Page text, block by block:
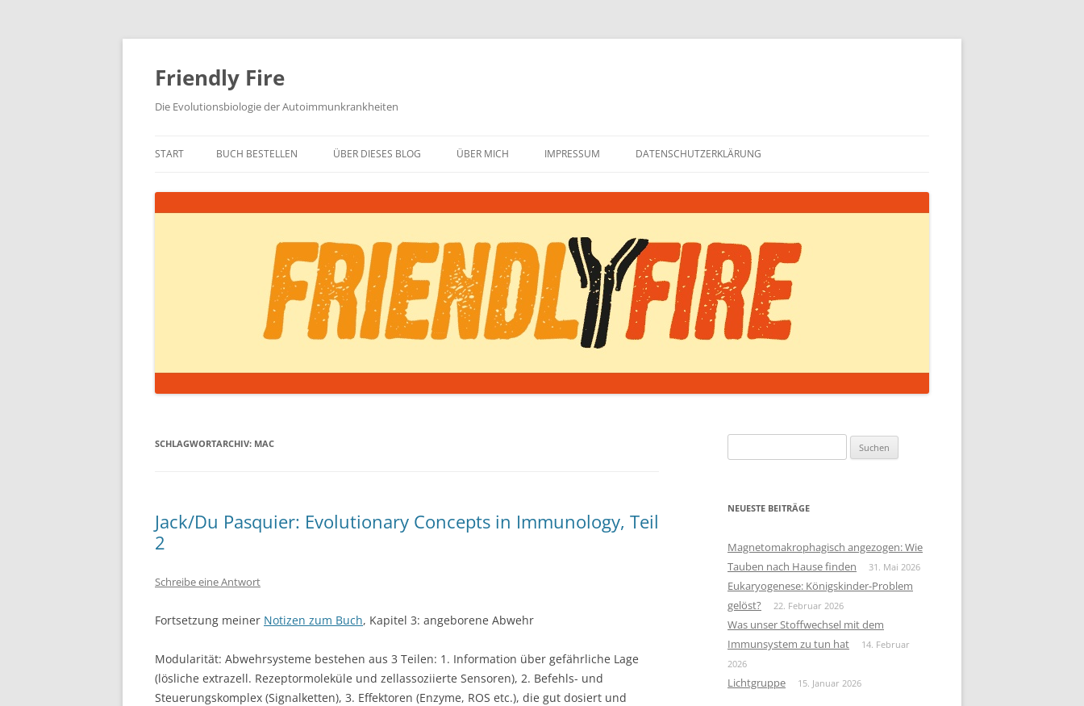
Zum
springen
Friendly Fire
Die Evolutionsbiologie der Autoimmunkrankheiten
START BUCH BESTELLEN ÜBER DIESES BLOG ÜBER MICH IMPRESSUM DATENSCHUTZERKLÄRUNG
SCHLAGWORTARCHIV: MAC
Jack/Du Pasquier: Evolutionary Concepts in Immunology, Teil
2
Schreibe eine Antwort
Fortsetzung meiner Notizen zum Buch, Kapitel 3: angeborene Abwehr
Modularität: Abwehrsysteme bestehen aus 3 Teilen: 1. Information über gefährliche Lage
(lösliche extrazell. Rezeptormoleküle und zellassoziierte Sensoren), 2. Befehls- und
Steuerungskomplex (Signalketten), 3. Effektoren (Enzyme, ROS etc.), die gut dosiert und
nach:
NEUESTE BEITRÄGE
Magnetomakrophagisch angezogen: Wie
Tauben nach Hause finden
31. Mai 2026
Eukaryogenese: Königskinder-Problem
gelöst?
22. Februar 2026
Was unser Stoffwechsel mit dem
Immunsystem zu tun hat
14. Februar
2026
Lichtgruppe 15. Januar 2026